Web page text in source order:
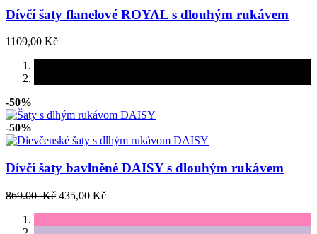
Dívčí šaty flanelové ROYAL s dlouhým rukávem
1109,00 Kč
-50%
-50%
Dívčí šaty bavlněné DAISY s dlouhým rukávem
869.00 Kč 435,00 Kč